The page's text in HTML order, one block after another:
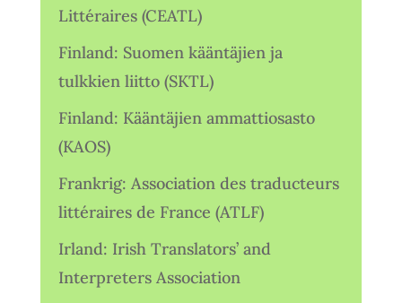
Littéraires (CEATL)
Finland: Suomen kääntäjien ja
tulkkien liitto (SKTL)
Finland: Kääntäjien ammattiosasto
(KAOS)
Frankrig: Association des traducteurs
littéraires de France (ATLF)
Irland: Irish Translators’ and
Interpreters Association